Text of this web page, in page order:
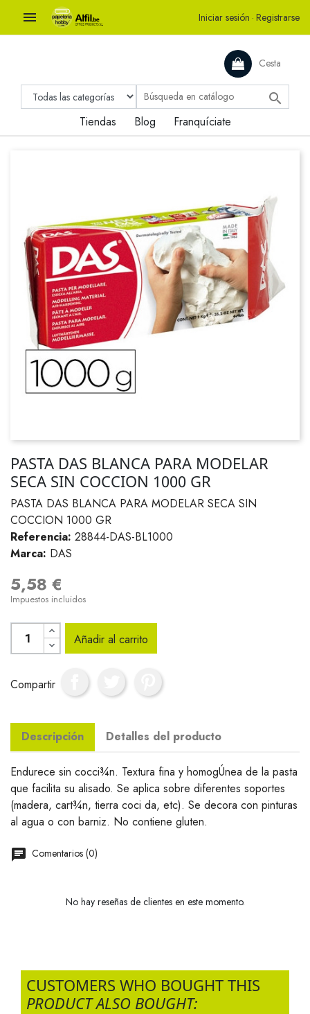
 Iniciar sesión · Registrarse
Cesta

Tiendas Blog Franquíciate
PASTA DAS BLANCA PARA MODELAR
SECA SIN COCCION 1000 GR
PASTA DAS BLANCA PARA MODELAR SECA SIN
COCCION 1000 GR
Referencia: 28844-DAS-BL1000
Marca: DAS
5,58 €
Impuestos incluidos
Añadir al carrito
Compartir
Descripción Detalles del producto
Endurece sin cocci¾n. Textura fina y homogÚnea de la pasta
que facilita su alisado. Se aplica sobre diferentes soportes
(madera, cart¾n, tierra coci da, etc). Se decora con pinturas
al agua o con barniz. No contiene gluten.
Comentarios (0)
No hay reseñas de clientes en este momento.
CUSTOMERS WHO BOUGHT THIS
PRODUCT ALSO BOUGHT: